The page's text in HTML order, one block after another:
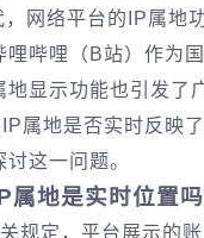
网络平台的IP属地
哩哔哩（B站）作为
地显示功能也引发了
属地是否实时反映
这一问题。
地是实时位置吗
规定，平台展示的